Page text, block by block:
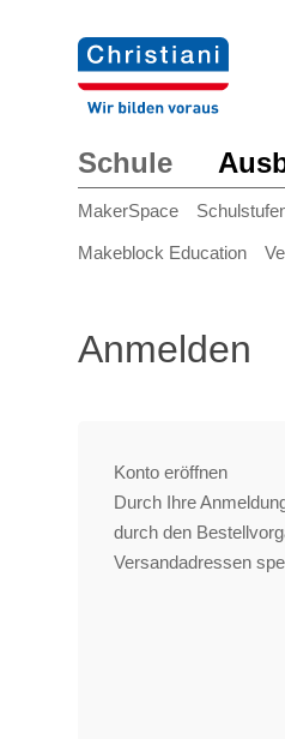
Schule
MakerSpace
Makeblock Education
Anmelden
Konto eröffnen
Durch Ihre
durch den
Versandadressen